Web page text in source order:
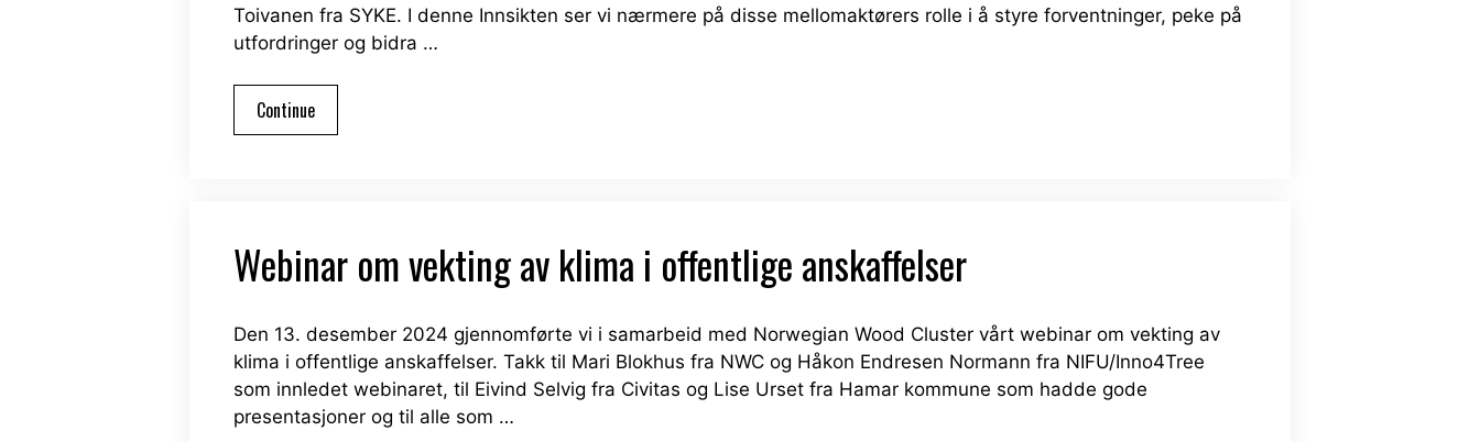
Toivanen fra SYKE. I denne Innsikten ser vi nærmere på disse mellomaktørers rolle i å styre forventninger, peke på
utfordringer og bidra …
Continue
Webinar om vekting av klima i offentlige anskaffelser
Den 13. desember 2024 gjennomførte vi i samarbeid med Norwegian Wood Cluster vårt webinar om vekting av
klima i offentlige anskaffelser. Takk til Mari Blokhus fra NWC og Håkon Endresen Normann fra NIFU/Inno4Tree
som innledet webinaret, til Eivind Selvig fra Civitas og Lise Urset fra Hamar kommune som hadde gode
presentasjoner og til alle som …